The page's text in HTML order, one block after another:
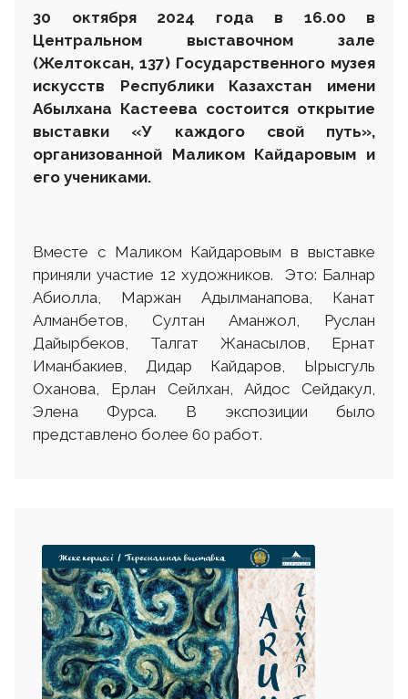
30 октября 2024 года в 16.00 в
Центральном выставочном зале
(Желтоксан, 137) Государственного музея
искусств Республики Казахстан имени
Абылхана Кастеева состоится открытие
выставки «У каждого свой путь»,
организованной Маликом Кайдаровым и
его учениками.
Вместе с Маликом Кайдаровым в выставке
приняли участие 12 художников. Это: Балнар
Абиолла, Маржан Адылманапова, Канат
Алманбетов, Султан Аманжол, Руслан
Дайырбеков, Талгат Жанасылов, Ернат
Иманбакиев, Дидар Кайдаров, Ырысгуль
Оханова, Ерлан Сейлхан, Айдос Сейдакул,
Элена Фурса. В экспозиции было
представлено более 60 работ.